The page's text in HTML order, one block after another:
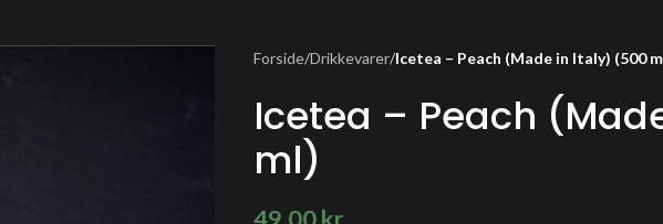
Forside/Drikkevarer/Icetea – Peach (Made in Italy) (500
Icetea – Peach
ml)